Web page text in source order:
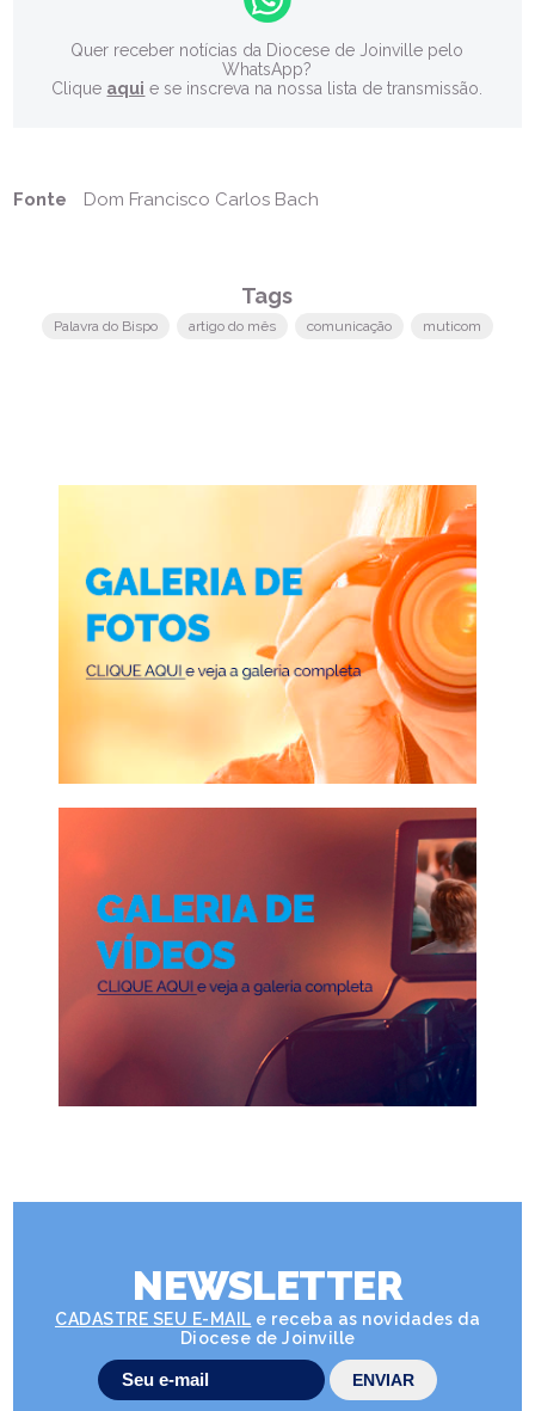
Quer receber notícias da Diocese de Joinville pelo
WhatsApp?
Clique aqui e se inscreva na nossa lista de transmissão.
Fonte Dom Francisco Carlos Bach
Tags
Palavra do Bispo artigo do mês comunicação muticom
NEWSLETTER
CADASTRE SEU E-MAIL e receba as novidades da
Diocese de Joinville